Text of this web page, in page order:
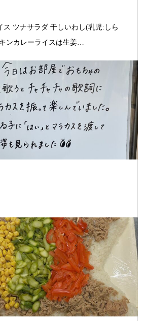
:しら
ンカレーライスは生姜…